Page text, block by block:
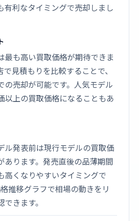
有利なタイミングで売却しまし
最も高い買取価格が期待できま
見積もりを比較することで、
の売却が可能です。人気モデル
以上の買取価格になることもあ
ル発表前は現行モデルの買取価
あります。発売直後の品薄期間
高くなりやすいタイミングで
推移グラフで相場の動きをリ
きます。